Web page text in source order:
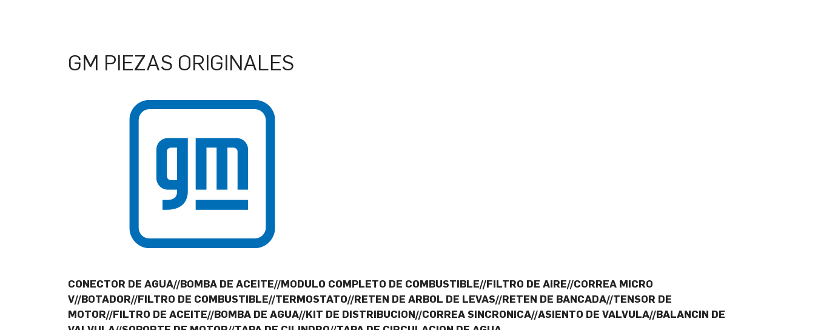
GM PIEZAS ORIGINALES
CONECTOR DE AGUA//BOMBA DE ACEITE//MODULO COMPLETO DE COMBUSTIBLE//FILTRO DE AIRE//CORREA MICRO
V//BOTADOR//FILTRO DE COMBUSTIBLE//TERMOSTATO//RETEN DE ARBOL DE LEVAS//RETEN DE BANCADA//TENSOR DE
MOTOR//FILTRO DE ACEITE//BOMBA DE AGUA//KIT DE DISTRIBUCION//CORREA SINCRONICA//ASIENTO DE VALVULA//BALANCIN DE